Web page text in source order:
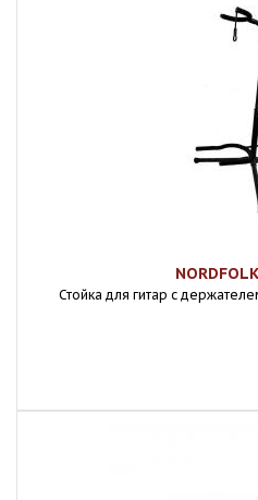
Стойка для гитар с